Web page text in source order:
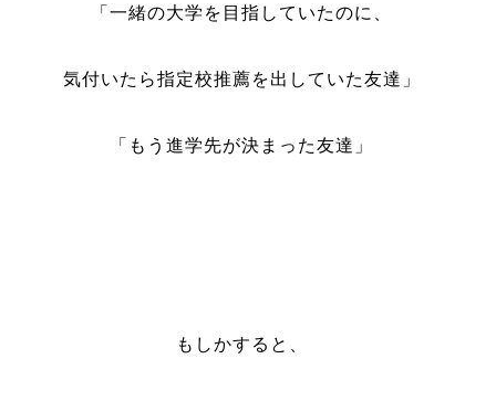
「一緒の大学を目指していたのに、
気付いたら指定校推薦を出していた友達」
「もう進学先が決まった友達」
もしかすると、